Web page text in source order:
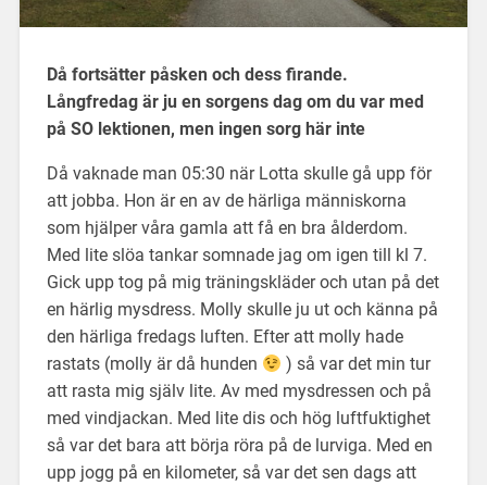
Då fortsätter påsken och dess firande.
Långfredag är ju en sorgens dag om du var med
på SO lektionen, men ingen sorg här inte
Då vaknade man 05:30 när Lotta skulle gå upp för
att jobba. Hon är en av de härliga människorna
som hjälper våra gamla att få en bra ålderdom.
Med lite slöa tankar somnade jag om igen till kl 7.
Gick upp tog på mig träningskläder och utan på det
en härlig mysdress. Molly skulle ju ut och känna på
den härliga fredags luften. Efter att molly hade
rastats (molly är då hunden
) så var det min tur
att rasta mig själv lite. Av med mysdressen och på
med vindjackan. Med lite dis och hög luftfuktighet
så var det bara att börja röra på de lurviga. Med en
upp jogg på en kilometer, så var det sen dags att